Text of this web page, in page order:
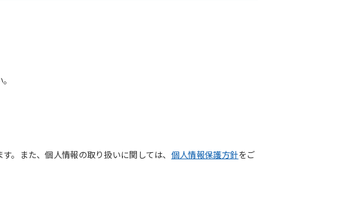
。また、個人情報の取り扱いに関しては、 個人情報保護方針をご
is
(start
to